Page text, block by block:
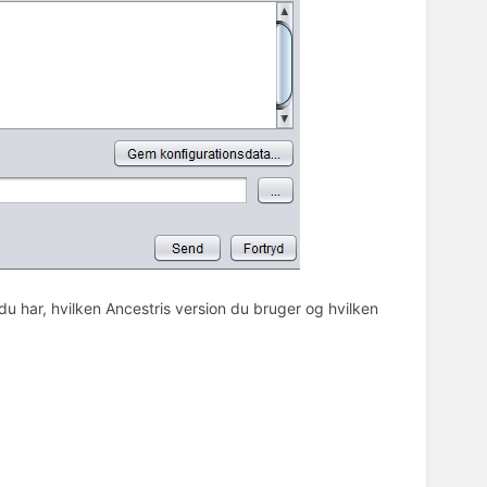
har, hvilken Ancestris version du bruger og hvilken